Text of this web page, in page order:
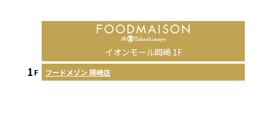
イオンモール岡崎 1F
1 F フードメゾン 岡崎店